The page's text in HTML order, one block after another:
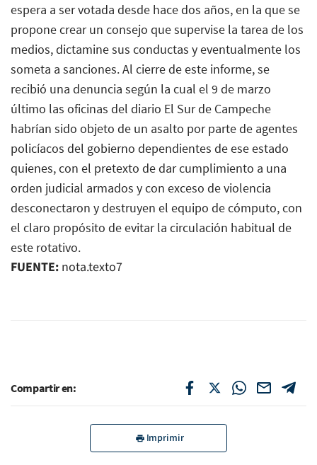
espera a ser votada desde hace dos años, en la que se
propone crear un consejo que supervise la tarea de los
medios, dictamine sus conductas y eventualmente los
someta a sanciones. Al cierre de este informe, se
recibió una denuncia según la cual el 9 de marzo
último las oficinas del diario El Sur de Campeche
habrían sido objeto de un asalto por parte de agentes
policíacos del gobierno dependientes de ese estado
quienes, con el pretexto de dar cumplimiento a una
orden judicial armados y con exceso de violencia
desconectaron y destruyen el equipo de cómputo, con
el claro propósito de evitar la circulación habitual de
este rotativo.
FUENTE: nota.texto7
Compartir en:
Imprimir